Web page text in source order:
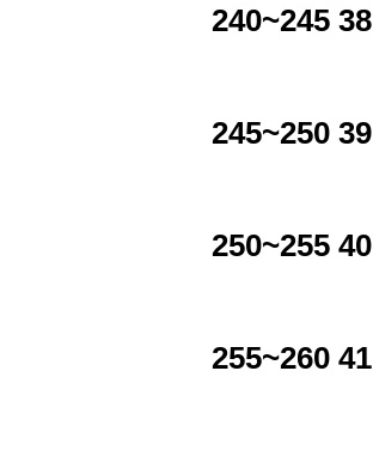
240~245 38
245~250 39
250~255 40
255~260 41